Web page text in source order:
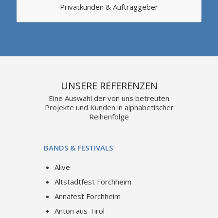
Privatkunden & Auftraggeber
UNSERE REFERENZEN
Eine Auswahl der von uns betreuten
Projekte und Kunden in alphabetischer
Reihenfolge
BANDS & FESTIVALS
Alive
Altstadtfest Forchheim
Annafest Forchheim
Anton aus Tirol